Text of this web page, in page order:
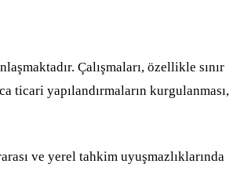
Çalışmaları, özellikle sınır
ticari yapılandırmaların kurgulanması,
ve yerel tahkim uyuşmazlıklarında